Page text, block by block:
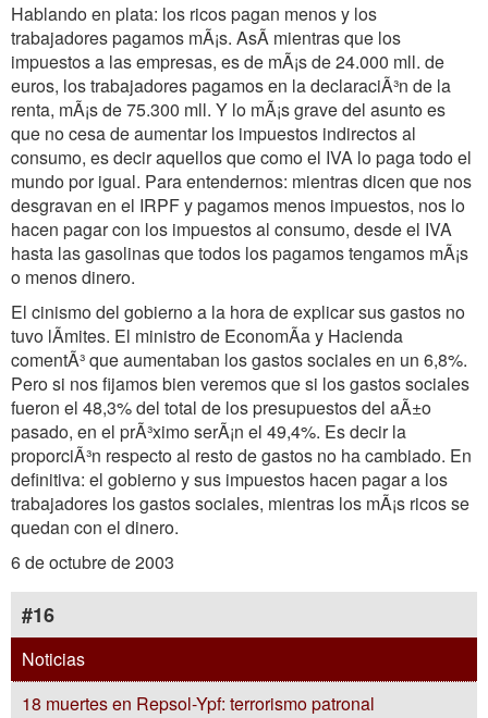
Hablando en plata: los ricos pagan menos y los
trabajadores pagamos mÃ¡s. AsÃ mientras que los
impuestos a las empresas, es de mÃ¡s de 24.000 mll. de
euros, los trabajadores pagamos en la declaraciÃ³n de la
renta, mÃ¡s de 75.300 mll. Y lo mÃ¡s grave del asunto es
que no cesa de aumentar los impuestos indirectos al
consumo, es decir aquellos que como el IVA lo paga todo el
mundo por igual. Para entendernos: mientras dicen que nos
desgravan en el IRPF y pagamos menos impuestos, nos lo
hacen pagar con los impuestos al consumo, desde el IVA
hasta las gasolinas que todos los pagamos tengamos mÃ¡s
o menos dinero.
El cinismo del gobierno a la hora de explicar sus gastos no
tuvo lÃmites. El ministro de EconomÃa y Hacienda
comentÃ³ que aumentaban los gastos sociales en un 6,8%.
Pero si nos fijamos bien veremos que si los gastos sociales
fueron el 48,3% del total de los presupuestos del aÃ±o
pasado, en el prÃ³ximo serÃ¡n el 49,4%. Es decir la
proporciÃ³n respecto al resto de gastos no ha cambiado. En
definitiva: el gobierno y sus impuestos hacen pagar a los
trabajadores los gastos sociales, mientras los mÃ¡s ricos se
quedan con el dinero.
6 de octubre de 2003
#16
Noticias
18 muertes en Repsol-Ypf: terrorismo patronal